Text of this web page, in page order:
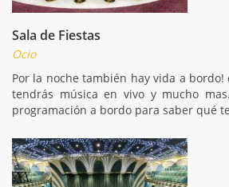
Sala de Fiestas
Ocio
Por la noche también hay vida a bordo!
tendrás música en vivo y mucho
programación a bordo para saber qué